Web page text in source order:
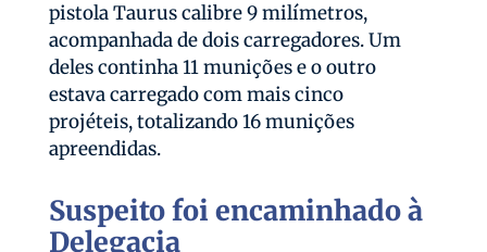
pistola Taurus calibre 9 milímetros,
acompanhada de dois carregadores. Um
deles continha 11 munições e o outro
estava carregado com mais cinco
projéteis, totalizando 16 munições
apreendidas.
Suspeito foi encaminhado à
Delegacia